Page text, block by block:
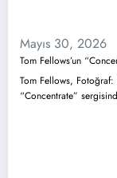
Mayıs 30, 2026
Tom Fellows’un
Tom Fellows, Fotoğraf:
“Concentrate”